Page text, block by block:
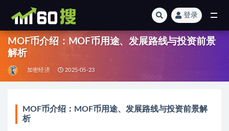
登录
MOF币介绍：MOF币用途、发展路线与投资前景
解析
加密经济 2025-05-23
MOF币介绍：MOF币用途、发展路线与投资前景解
析